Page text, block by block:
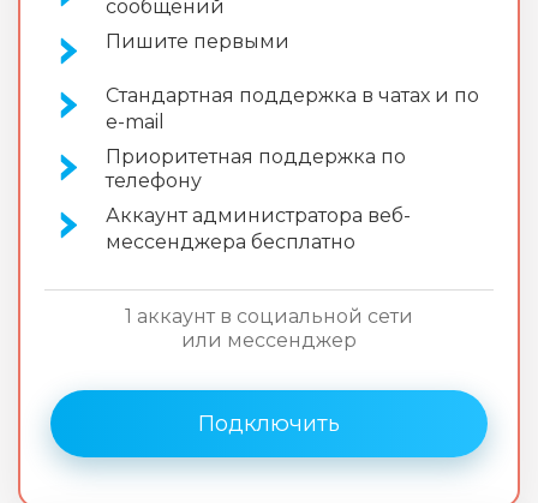
сообщений
Пишите первыми
Стандартная поддержка в чатах и по
e-mail
Приоритетная поддержка по
телефону
Аккаунт администратора веб-
мессенджера бесплатно
1 аккаунт в социальной сети
или мессенджер
Подключить